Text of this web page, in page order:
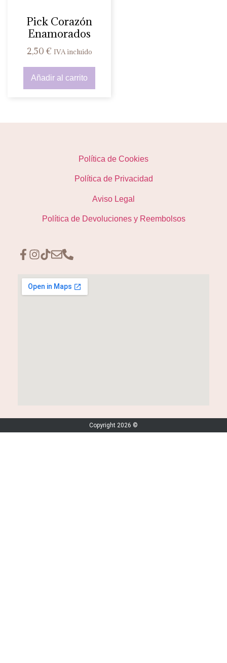
Pick Corazón
Enamorados
2,50 € IVA incluido
Añadir al carrito
Política de Cookies
Política de Privacidad
Aviso Legal
Política de Devoluciones y Reembolsos
Copyright 2026 ©